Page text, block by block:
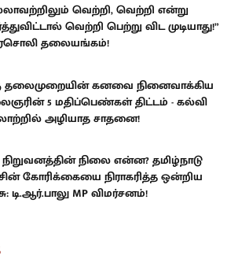
வெற்றி, வெற்றி என்று
வெற்றி பெற்று விட முடியாது!”
தலையங்கம்!
தலைமுறையின் கனவை நினைவாக்கிய
5 மதிப்பெண்கள் திட்டம் - கல்வி
அழியாத சாதனை!
நிறுவனத்தின் நிலை என்ன? தமிழ்நாடு
கோரிக்கையை நிராகரித்த ஒன்றிய
டி.ஆர்.பாலு MP விமர்சனம்!